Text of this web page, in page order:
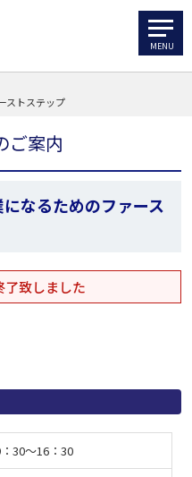
ストステップ
ご案内
なるためのファース
了致しました
30〜16：30